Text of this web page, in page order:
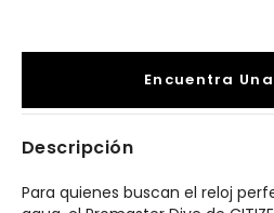
Encuentra
Descripción
Para quienes buscan el reloj